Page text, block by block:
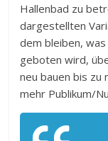
Hallenbad zu
dargestellten
dem bleiben,
geboten wird,
neu bauen bis zu
mehr Publikum/